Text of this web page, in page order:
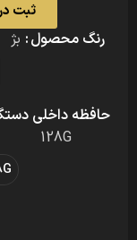
ثبت
رنگ محصول بژ
حافظه داخلی
128G